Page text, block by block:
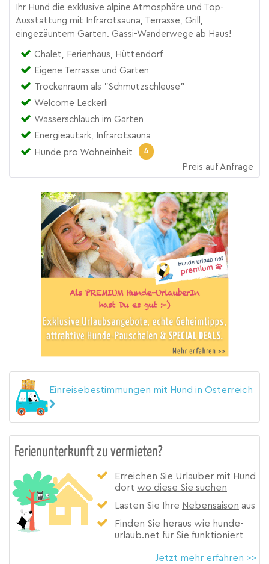
Ihr Hund die exklusive alpine Atmosphäre und Top-
Ausstattung mit Infrarotsauna, Terrasse, Grill,
eingezäuntem Garten. Gassi-Wanderwege ab Haus!
Chalet, Ferienhaus, Hüttendorf
Eigene Terrasse und Garten
Trockenraum als "Schmutzschleuse"
Welcome Leckerli
Wasserschlauch im Garten
Energieautark, Infrarotsauna
Hunde pro Wohneinheit
4
Preis auf Anfrage
Einreisebestimmungen mit Hund in Österreich
Ferienunterkunft zu vermieten?
Erreichen Sie Urlauber mit Hund
dort wo diese Sie suchen
Lasten Sie Ihre Nebensaison aus
Finden Sie heraus wie hunde-
urlaub.net für Sie funktioniert
Jetzt mehr erfahren >>